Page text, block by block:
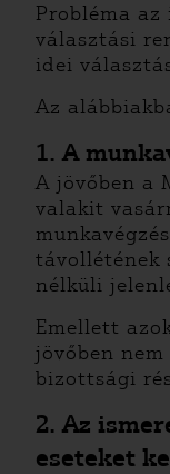
Probléma
választási
idei
Az
1. A
A jövőben a
valakit
távollétének
nélküli
Emellett
jövőben
bizottsági
2. Az
eseteket